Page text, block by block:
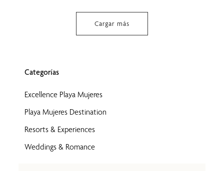
Categorías
Excellence Playa Mujeres
Playa Mujeres Destination
Resorts & Experiences
Weddings & Romance
Cargar más